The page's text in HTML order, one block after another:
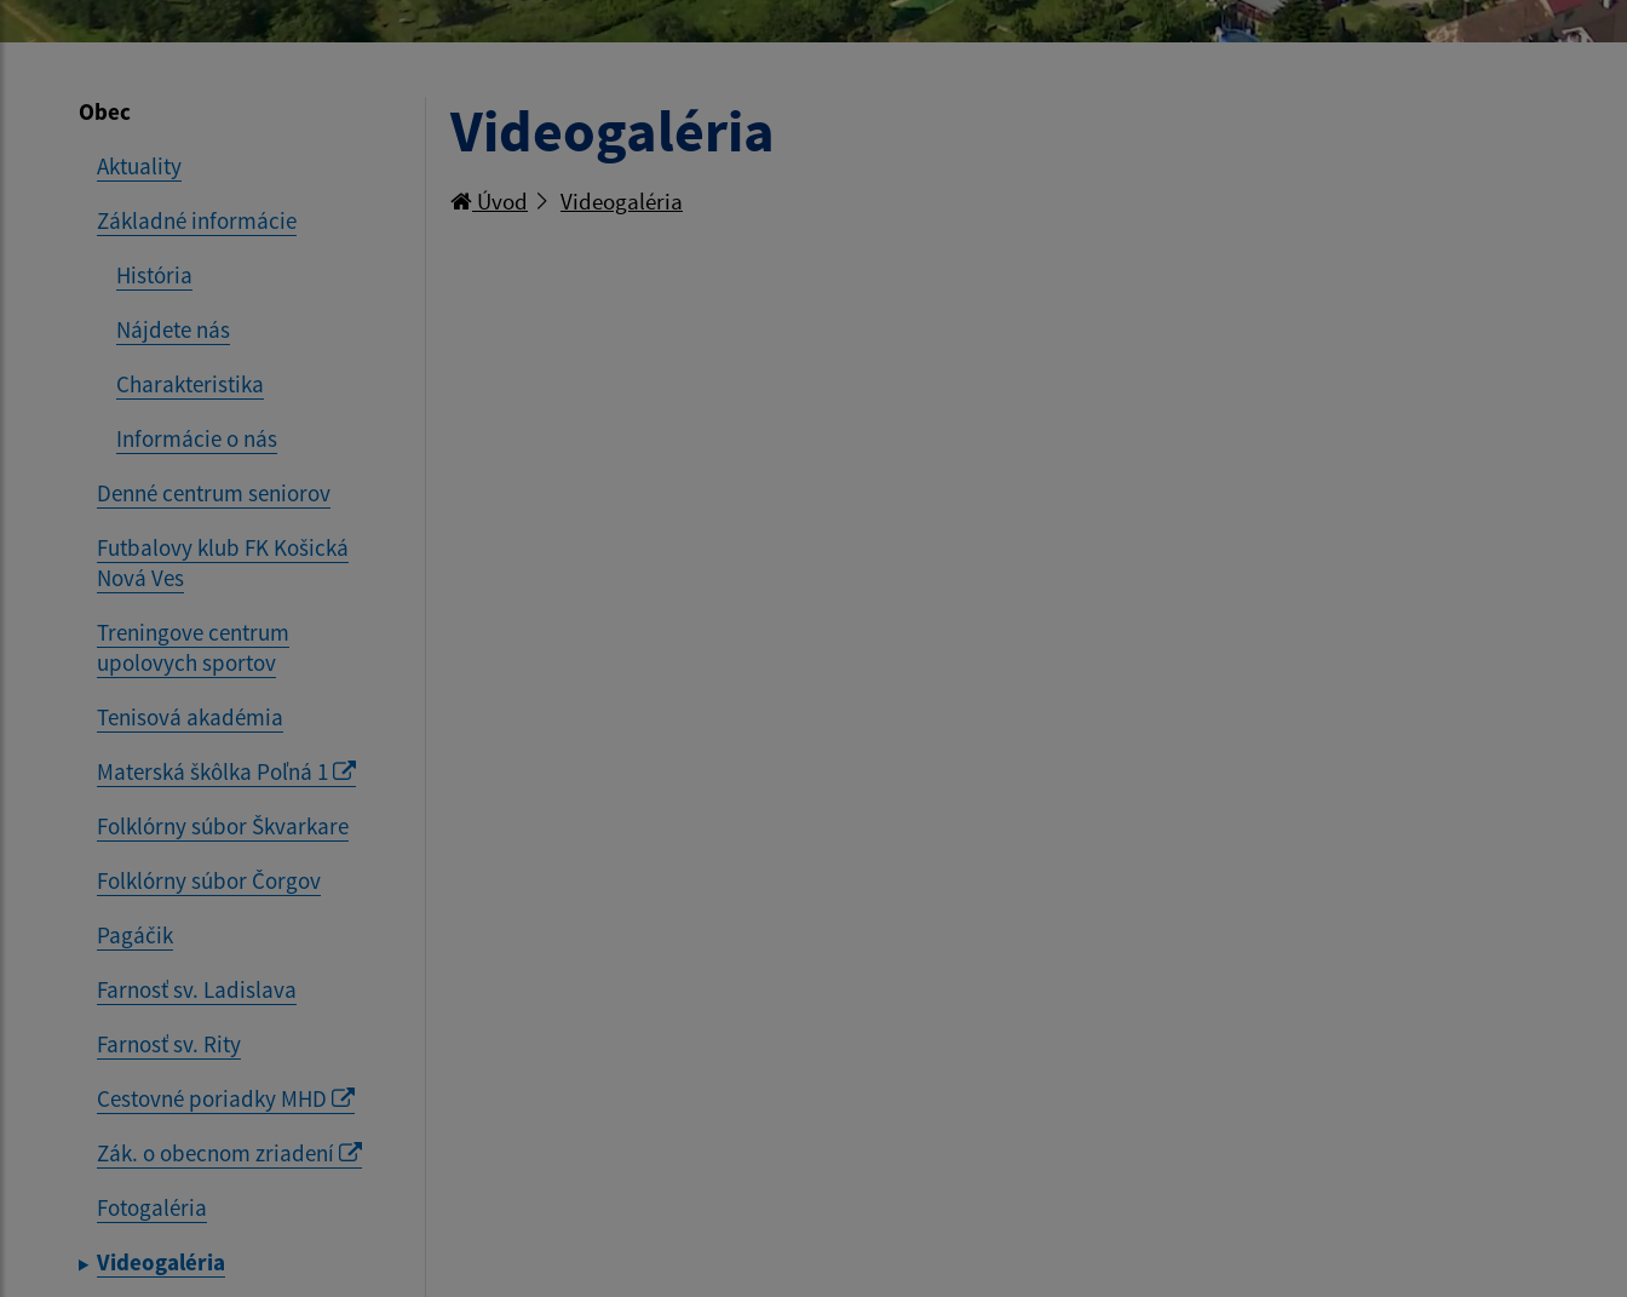
Obec
Aktuality
Základné informácie
História
Nájdete nás
Charakteristika
Informácie o nás
Denné centrum seniorov
Futbalovy klub FK Košická
Nová Ves
Treningove centrum
upolovych sportov
Tenisová akadémia
Materská škôlka Poľná 1
Folklórny súbor Škvarkare
Folklórny súbor Čorgov
Pagáčik
Farnosť sv. Ladislava
Farnosť sv. Rity
Cestovné poriadky MHD
Zák. o obecnom zriadení
Fotogaléria
Videogaléria
Videogaléria
Úvod Videogaléria